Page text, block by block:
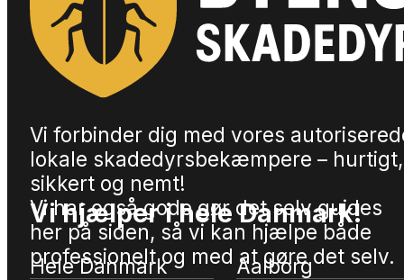
Vi forbinder dig med vores
lokale skadedyrsbekæmpere – hurtigt,
sikkert og nemt!
Vi har også gode gør det selv guides
her på siden, så vi kan hjælpe både
professionelt og med at gøre det selv.
Vi hjælper i hele Danmark!
Hele Danmark
Aalborg